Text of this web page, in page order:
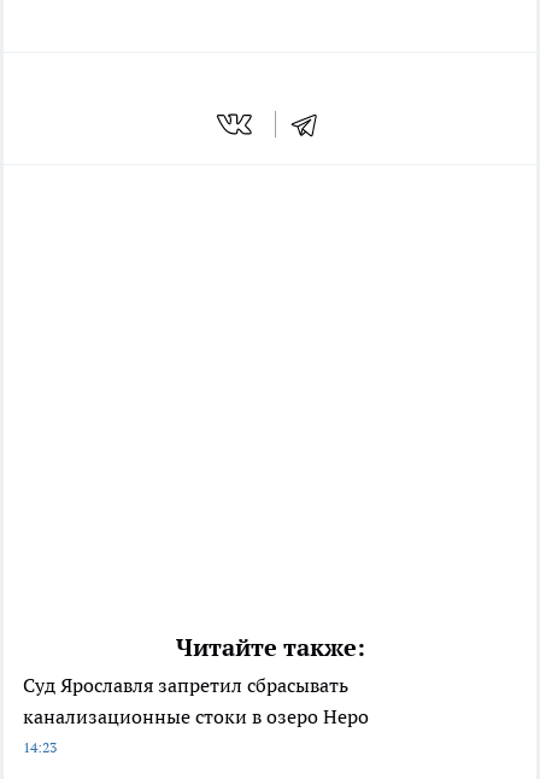
Читайте также:
Суд Ярославля запретил сбрасывать
канализационные стоки в озеро Неро
14:23